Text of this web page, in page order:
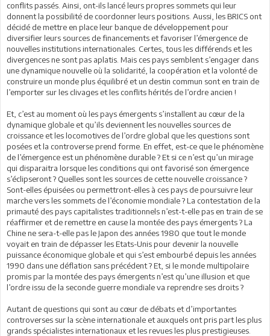
conflits passés. Ainsi, ont-ils lancé leurs propres sommets qui leur
donnent la possibilité de coordonner leurs positions. Aussi, les BRICS ont
décidé de mettre en place leur banque de développement pour
diversifier leurs sources de financements et favoriser l’émergence de
nouvelles institutions internationales. Certes, tous les différends et les
divergences ne sont pas aplatis. Mais ces pays semblent s’engager dans
une dynamique nouvelle où la solidarité, la coopération et la volonté de
construire un monde plus équilibré et un destin commun sont en train de
l’emporter sur les clivages et les conflits hérités de l’ordre ancien !
Et, c’est au moment où les pays émergents s’installent au cœur de la
dynamique globale et qu’ils deviennent les nouvelles sources de
croissance et les locomotives de l’ordre global que les questions sont
posées et la controverse prend forme. En effet, est-ce que le phénomène
de l’émergence est un phénomène durable ? Et si ce n’est qu’un mirage
qui disparaitra lorsque les conditions qui ont favorisé son émergence
s’éclipseront ? Quelles sont les sources de cette nouvelle croissance ?
Sont-elles épuisées ou permettront-elles à ces pays de poursuivre leur
marche vers les sommets de l’économie mondiale ? La contestation de la
primauté des pays capitalistes traditionnels n’est-t-elle pas en train de se
réaffirmer et de remettre en cause la montée des pays émergents ? La
Chine ne sera-t-elle pas le Japon des années 1980 que tout le monde
voyait en train de dépasser les Etats-Unis pour devenir la nouvelle
puissance économique globale et qui s’est embourbé depuis les années
1990 dans une déflation sans précédent ? Et, si le monde multipolaire
promis par la montée des pays émergents n’est qu’une illusion et que
l’ordre issu de la seconde guerre mondiale va reprendre ses droits ?
Autant de questions qui sont au cœur de débats et d’importantes
controverses sur la scène internationale et auxquels ont pris part les plus
grands spécialistes internationaux et les revues les plus prestigieuses.